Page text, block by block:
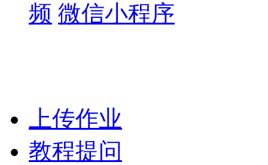
频 微信小程序
上传作业
教程提问